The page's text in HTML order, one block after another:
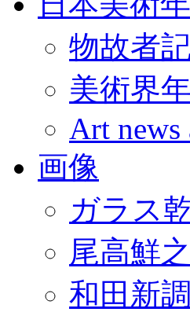
物故者
美術界
Art news
画像
ガラス
尾高鮮
和田新